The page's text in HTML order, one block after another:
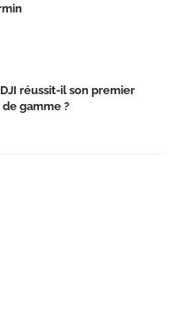
DJI réussit-il son premier
gamme ?